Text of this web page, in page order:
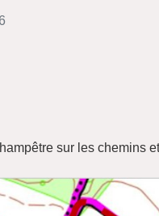
sur les chemins